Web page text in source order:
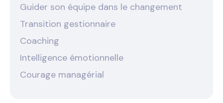
Guider son équipe dans le changement
Transition gestionnaire
Coaching
Intelligence émotionnelle
Courage managérial